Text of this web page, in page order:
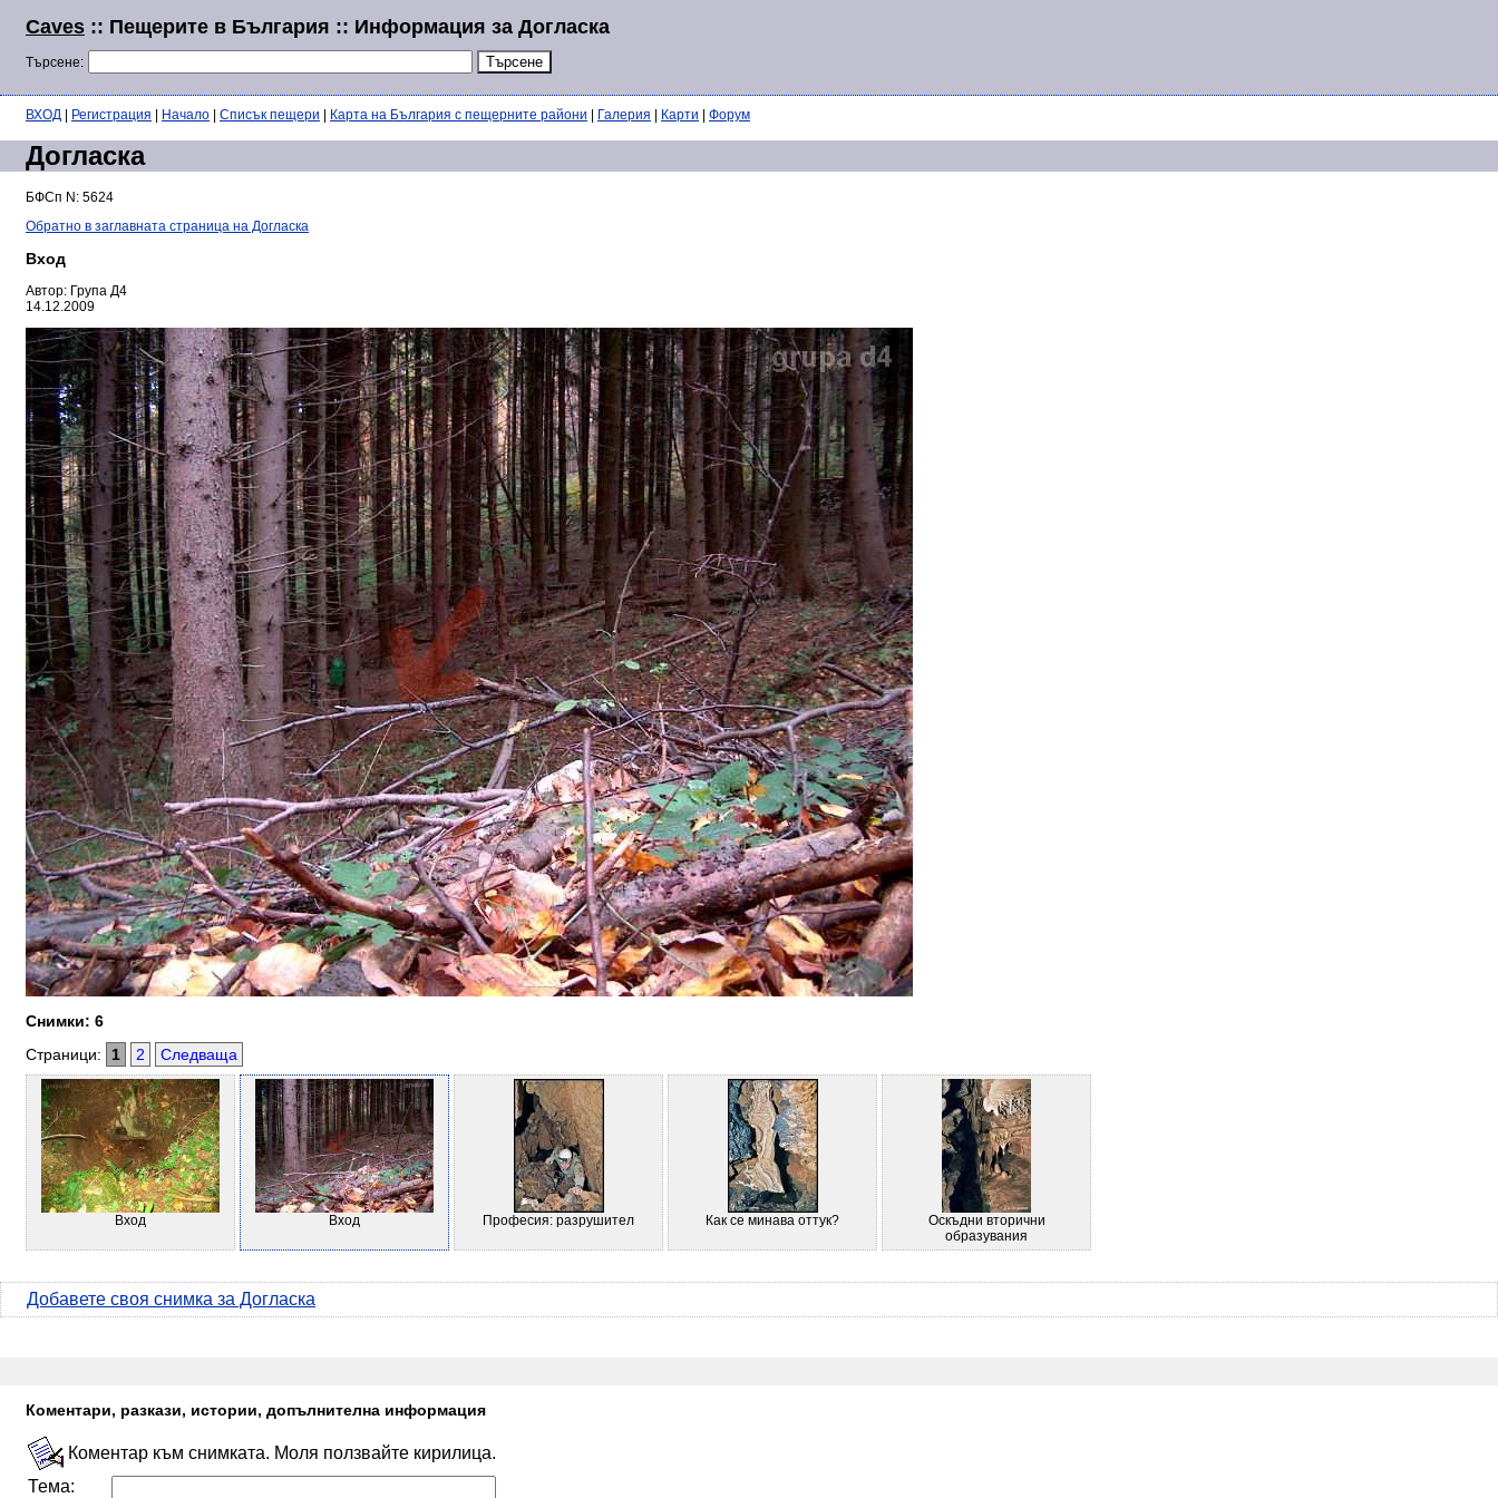
Caves :: Пещерите в България :: Информация за Догласка
Търсене:
ВХОД Регистрация Начало Списък пещери Карта на България с пещерните райони Галерия Карти Форум
Догласка
БФСп N: 5624
Обратно в заглавната страница на Догласка
Вход
Автор: Група Д4
14.12.2009
Снимки: 6
Страници:
1 2 Следваща
Вход Вход Професия: разрушител Как се минава оттук?
Оскъдни вторични
образувания
Добавете своя снимка за Догласка
Коментари, разкази, истории, допълнителна информация
Коментар към снимката. Моля ползвайте кирилица.
Тема: